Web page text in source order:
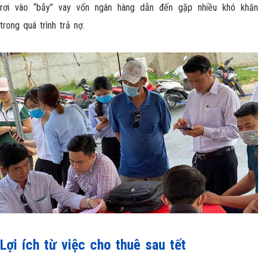
rơi vào “bẫy” vay vốn ngân hàng dẫn đến gặp nhiều khó khăn
trong quá trình trả nợ.
Lợi ích từ việc cho thuê sau tết